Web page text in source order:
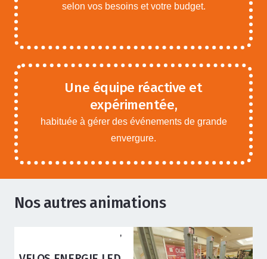
selon vos besoins et votre budget.
Une équipe réactive et
expérimentée,
habituée à gérer des événements de grande
envergure.
Nos autres animations
,